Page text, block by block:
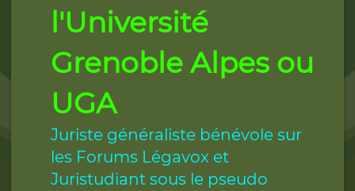
l'Université
Grenoble Alpes ou
UGA
Juriste généraliste bénévole sur
les Forums Légavox et
Juristudiant sous le pseudo